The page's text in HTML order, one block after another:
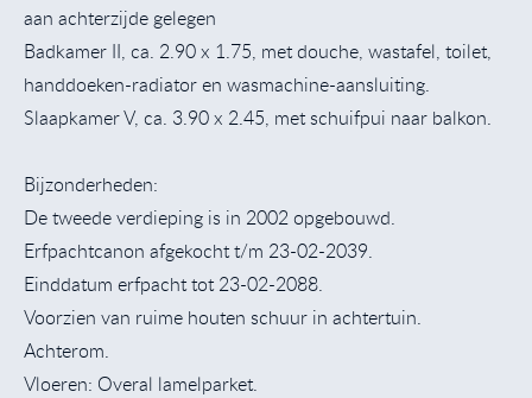
aan achterzijde gelegen
Badkamer II, ca. 2.90 x 1.75, met douche, wastafel, toilet,
handdoeken-radiator en wasmachine-aansluiting.
Slaapkamer V, ca. 3.90 x 2.45, met schuifpui naar balkon.
Bijzonderheden:
De tweede verdieping is in 2002 opgebouwd.
Erfpachtcanon afgekocht t/m 23-02-2039.
Einddatum erfpacht tot 23-02-2088.
Voorzien van ruime houten schuur in achtertuin.
Achterom.
Vloeren: Overal lamelparket.